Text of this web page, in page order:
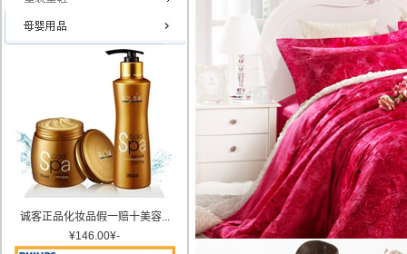
诚客正品化妆品假一赔十美容...
¥146.00¥-